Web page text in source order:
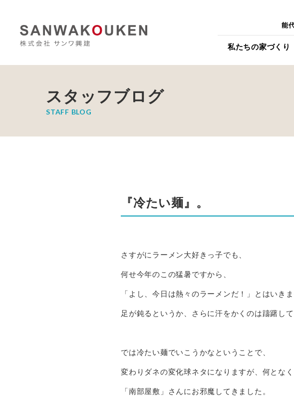
私たちの家づくり
コンセプト
能
スタッフブログ
STAFF BLOG
『冷たい麺』。
さすがにラーメン大好きっ子でも、
何せ今年のこの猛暑ですから、
「よし、今日は熱々のラーメンだ！」とはいきま
足が鈍るというか、さらに汗をかくのは躊躇して
では冷たい麺でいこうかなということで、
変わりダネの変化球ネタになりますが、何とな
「南部屋敷」さんにお邪魔してきました。